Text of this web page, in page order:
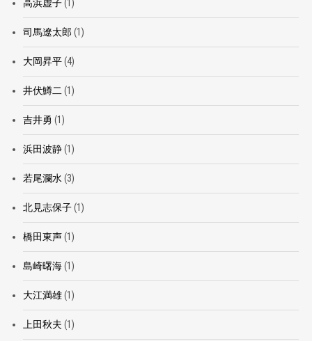
高浜虚子(1)
司馬遼太郎 (1)
大岡昇平(4)
井伏鱒二 (1)
吉井勇 (1)
浜田波静(1)
若尾瀾水 (3)
北見志保子(1)
橋田東声(1)
島崎曙海(1)
大江満雄(1)
上田秋夫 (1)